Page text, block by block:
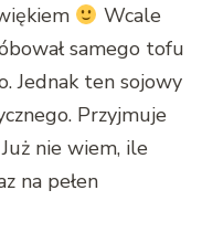
Wcale
samego tofu
Jednak ten sojowy
Przyjmuje
nie wiem, ile
na pełen